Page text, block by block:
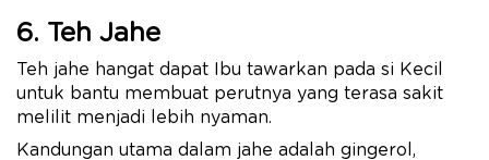
6. Teh Jahe
Teh jahe hangat dapat Ibu tawarkan pada si Kecil
untuk bantu membuat perutnya yang terasa sakit
melilit menjadi lebih nyaman.
Kandungan utama dalam jahe adalah gingerol,